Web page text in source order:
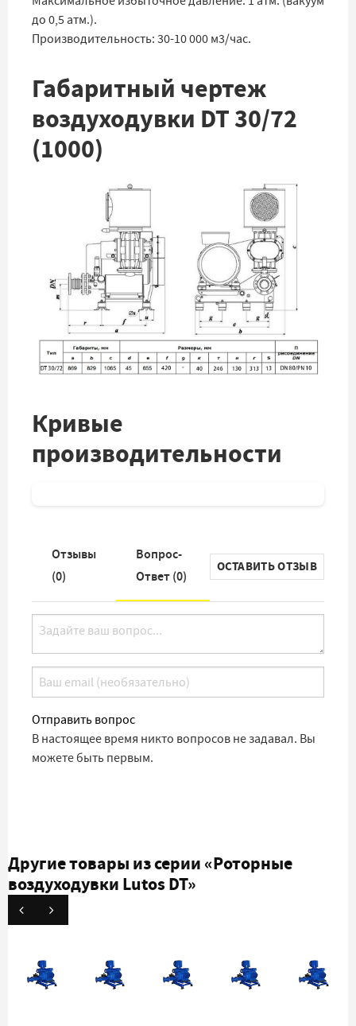
до 0,5 атм.).
Производительность: 30-10 000 м3/час.
Габаритный чертеж
воздуходувки DT 30/72
(1000)
Кривые
производительности
Отзывы
(0)
Вопрос-
Ответ (0)
ОСТАВИТЬ ОТЗЫВ
Отправить вопрос
В настоящее время никто вопросов не задавал. Вы
можете быть первым.
Другие товары из серии«Роторные
воздуходувки Lutos DT»